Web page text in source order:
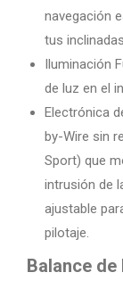
navegación
tus
Iluminación
de luz en el
Electrónica
by-Wire sin
Sport) que
intrusión de
ajustable
pilotaje.
Balance de